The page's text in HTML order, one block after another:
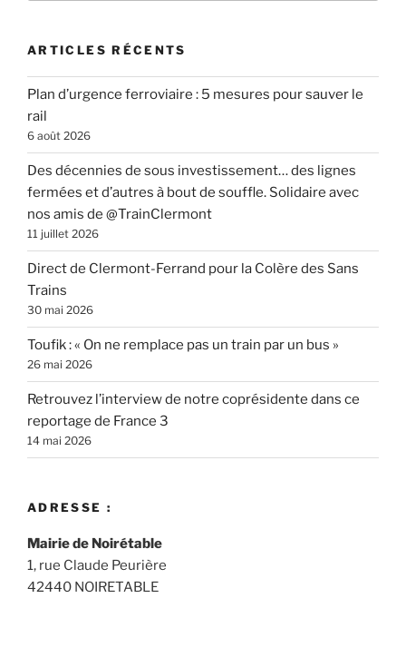
ARTICLES RÉCENTS
Plan d’urgence ferroviaire : 5 mesures pour sauver le
rail
6 août 2026
Des décennies de sous investissement… des lignes
fermées et d’autres à bout de souffle. Solidaire avec
nos amis de @TrainClermont
11 juillet 2026
Direct de Clermont-Ferrand pour la Colère des Sans
Trains
30 mai 2026
Toufik : « On ne remplace pas un train par un bus »
26 mai 2026
Retrouvez l’interview de notre coprésidente dans ce
reportage de France 3
14 mai 2026
ADRESSE :
Mairie de Noirétable
1, rue Claude Peurière
42440 NOIRETABLE